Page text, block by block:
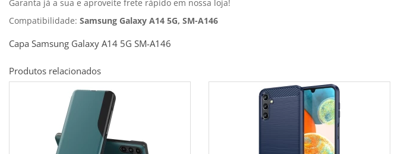
Garanta já a sua e aproveite frete rápido em nossa loja!
Compatibilidade: Samsung Galaxy A14 5G, SM-A146
Capa Samsung Galaxy A14 5G SM-A146
Produtos relacionados